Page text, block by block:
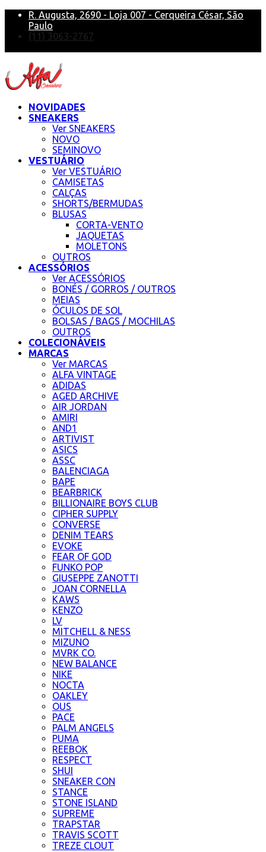
R. Augusta, 2690 - Loja 007 - Cerqueira César, São
Paulo
(11) 3063-2767
NOVIDADES
SNEAKERS
Ver SNEAKERS
NOVO
SEMINOVO
VESTUÁRIO
Ver VESTUÁRIO
CAMISETAS
CALÇAS
SHORTS/BERMUDAS
BLUSAS
CORTA-VENTO
JAQUETAS
MOLETONS
OUTROS
ACESSÓRIOS
Ver ACESSÓRIOS
BONÉS / GORROS / OUTROS
MEIAS
ÓCULOS DE SOL
BOLSAS / BAGS / MOCHILAS
OUTROS
COLECIONÁVEIS
MARCAS
Ver MARCAS
ALFA VINTAGE
ADIDAS
AGED ARCHIVE
AIR JORDAN
AMIRI
AND1
ARTIVIST
ASICS
ASSC
BALENCIAGA
BAPE
BEARBRICK
BILLIONAIRE BOYS CLUB
CIPHER SUPPLY
CONVERSE
DENIM TEARS
EVOKE
FEAR OF GOD
FUNKO POP
GIUSEPPE ZANOTTI
JOAN CORNELLA
KAWS
KENZO
LV
MITCHELL & NESS
MIZUNO
MVRK CO.
NEW BALANCE
NIKE
NOCTA
OAKLEY
OUS
PACE
PALM ANGELS
PUMA
REEBOK
RESPECT
SHUI
SNEAKER CON
STANCE
STONE ISLAND
SUPREME
TRAPSTAR
TRAVIS SCOTT
TREZE CLOUT